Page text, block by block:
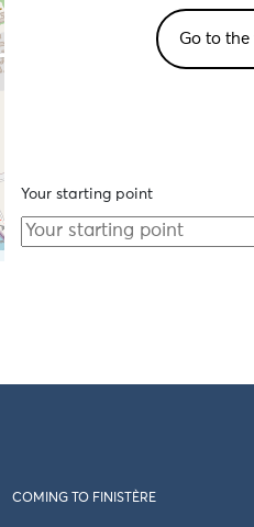
Go to the
Your starting point
COMING TO FINISTÈRE